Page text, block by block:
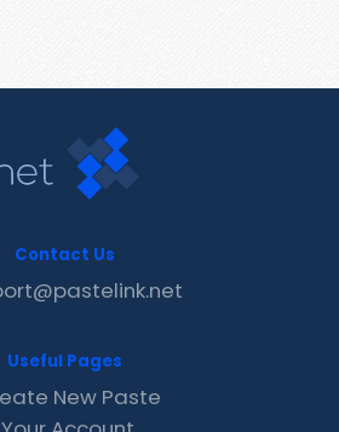
Contact Us
Useful Pages
New Paste